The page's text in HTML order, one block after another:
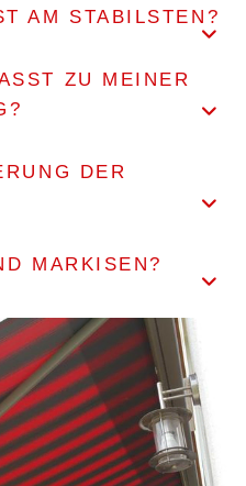
AM STABILSTEN?
ZU MEINER
DER
MARKISEN?